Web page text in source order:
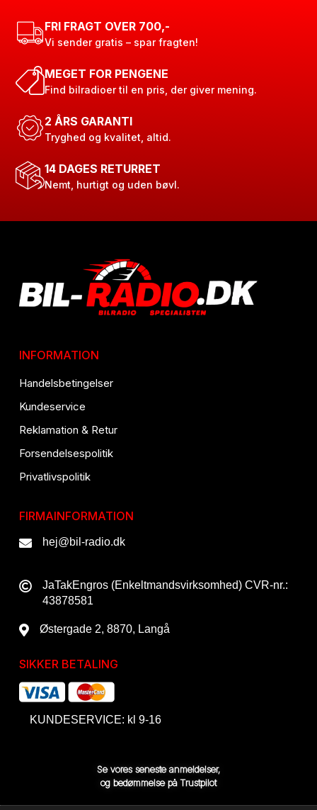
FRI FRAGT OVER 700,-
Vi sender gratis – spar fragten!
MEGET FOR PENGENE
Find bilradioer til en pris, der giver mening.
2 ÅRS GARANTI
Tryghed og kvalitet, altid.
14 DAGES RETURRET
Nemt, hurtigt og uden bøvl.
INFORMATION
Handelsbetingelser
Kundeservice
Reklamation & Retur
Forsendelsespolitik
Privatlivspolitik
FIRMAINFORMATION
hej@bil-radio.dk
JaTakEngros (Enkeltmandsvirksomhed) CVR-nr.:
43878581
Østergade 2, 8870, Langå
SIKKER BETALING
KUNDESERVICE: kl 9-16
Se vores seneste anmeldelser,
og bedømmelse på Trustpilot